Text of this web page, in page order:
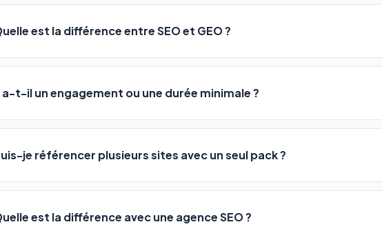
de nos utilisateurs observent une amélioration de leur positionnement en4
de bord.
est la différence entre SEO et GEO ?
Engine Optimization) vous positionne sur les moteurs classiques :
Engine Optimization) va plus loin : il fait en sorte que les IA
Perplexity
vous citent comme référence dans leurs réponses. Notre
et automatiquement.
a-t-il un engagement ou une durée minimale ?
Tous nos packs sont résiliables à tout moment, directement
ou en nous contactant par téléphone (09 73 89 23 94) ou via le support en
cachés. Votre liberté est totale.
je référencer plusieurs sites avec un seul pack ?
pack couvre un nombre de sites différent :
est la différence avec une agence SEO ?